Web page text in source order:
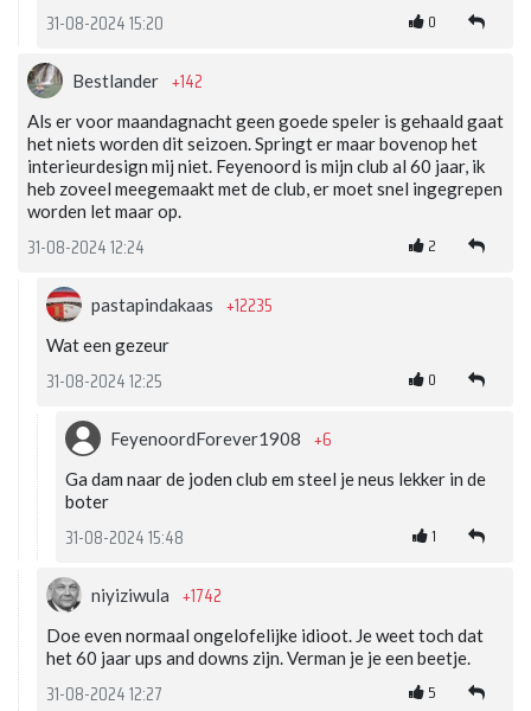
31-08-2024 15:20 0
Bestlander +142
Als er voor maandagnacht geen goede speler is gehaald gaat
het niets worden dit seizoen. Springt er maar bovenop het
interieurdesign mij niet. Feyenoord is mijn club al 60 jaar, ik
heb zoveel meegemaakt met de club, er moet snel ingegrepen
worden let maar op.
31-08-2024 12:24 2
pastapindakaas +12235
Wat een gezeur
31-08-2024 12:25 0
FeyenoordForever1908 +6
Ga dam naar de joden club em steel je neus lekker in de
boter
31-08-2024 15:48 1
niyiziwula +1742
Doe even normaal ongelofelijke idioot. Je weet toch dat
het 60 jaar ups and downs zijn. Verman je je een beetje.
31-08-2024 12:27 5